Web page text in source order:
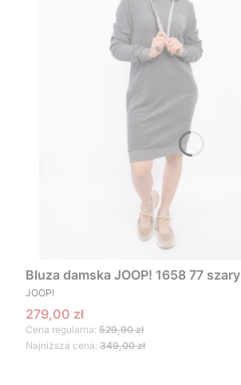
Bluza damska JOOP! 1658 77 szary
PRODUCENT
JOOP!
Cena promocyjna
279,00 zł
Cena regularna: 529,90 zł
Najniższa cena: 349,00 zł